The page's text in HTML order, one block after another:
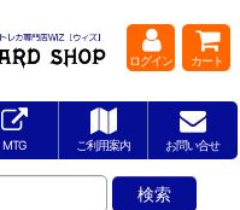
ログイン カート
MTG ご利用案内 お問い合せ